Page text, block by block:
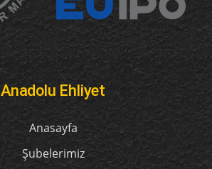
Anadolu Ehliyet
Anasayfa
Şubelerimiz